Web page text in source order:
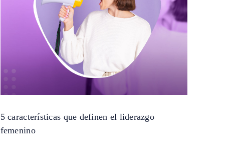
5 características que definen el liderazgo
femenino